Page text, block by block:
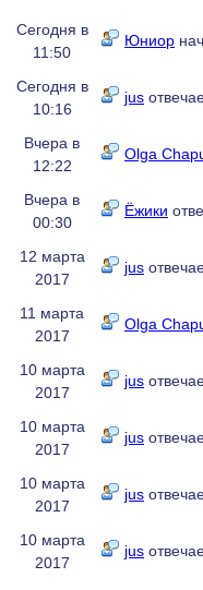
Сегодня в
11:50
Юниор
Сегодня в
10:16
jus
Вчера в
12:22
Olga
Вчера в
00:30
Ёжики
12 марта
2017
jus
11 марта
2017
Olga
10 марта
2017
jus
10 марта
2017
jus
10 марта
2017
jus
10 марта
2017
jus